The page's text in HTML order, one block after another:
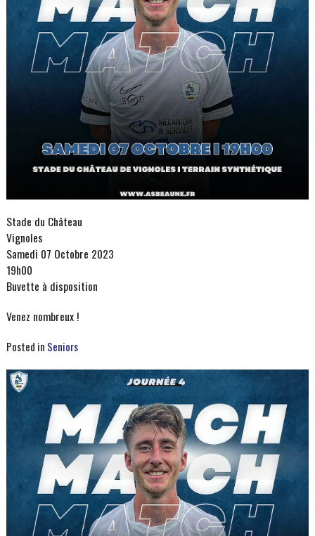
Stade du Château
Vignoles
Samedi 07 Octobre 2023
19h00
Buvette à disposition
Venez nombreux !
Posted in Seniors